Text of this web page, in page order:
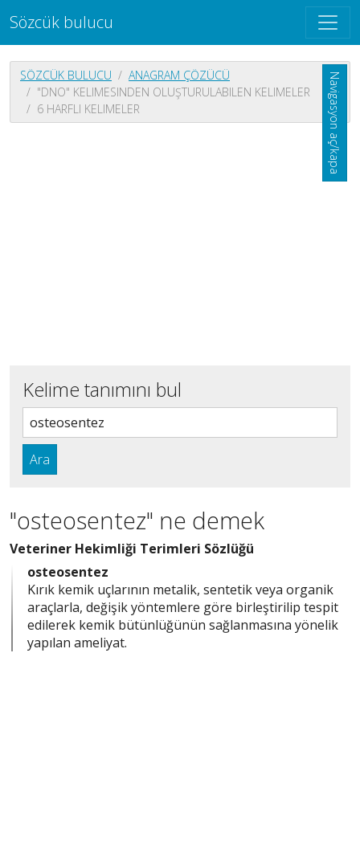
Sözcük bulucu
Navigasyon aç/kapa
SÖZCÜK BULUCU
ANAGRAM ÇÖZÜCÜ
"DNO" KELIMESINDEN OLUŞTURULABILEN KELIMELER
6 HARFLI KELIMELER
Kelime tanımını bul
Ara
"osteosentez" ne demek
Veteriner Hekimliği Terimleri Sözlüğü
osteosentez
Kırık kemik uçlarının metalik, sentetik veya organik
araçlarla, değişik yöntemlere göre birleştirilip tespit
edilerek kemik bütünlüğünün sağlanmasına yönelik
yapılan ameliyat.